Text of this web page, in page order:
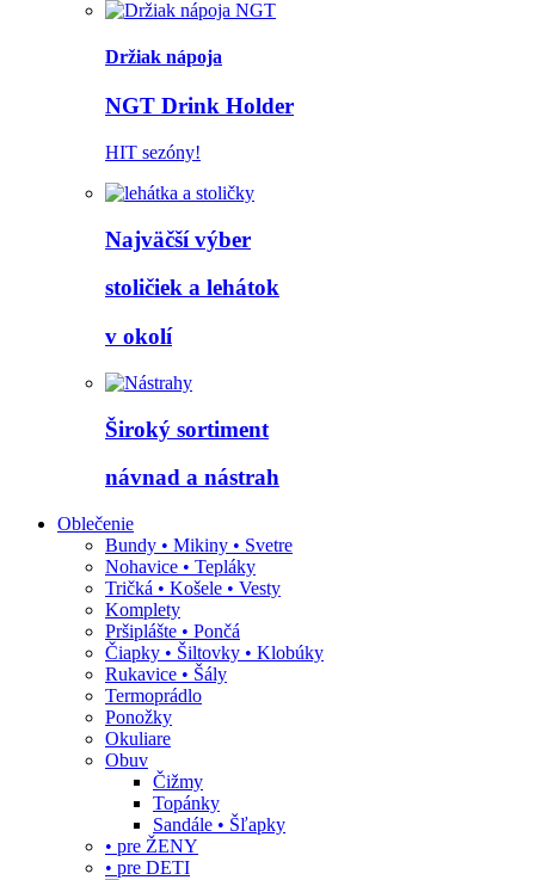
Držiak nápoja
NGT Drink Holder
HIT sezóny!
Najväčší výber
stoličiek a lehátok
v okolí
Široký sortiment
návnad a nástrah
Oblečenie
Bundy • Mikiny • Svetre
Nohavice • Tepláky
Tričká • Košele • Vesty
Komplety
Pršiplášte • Pončá
Čiapky • Šiltovky • Klobúky
Rukavice • Šály
Termoprádlo
Ponožky
Okuliare
Obuv
Čižmy
Topánky
Sandále • Šľapky
• pre ŽENY
• pre DETI